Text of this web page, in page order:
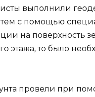
выполнили
с помощью
на поверхность
этажа, то было
провели при